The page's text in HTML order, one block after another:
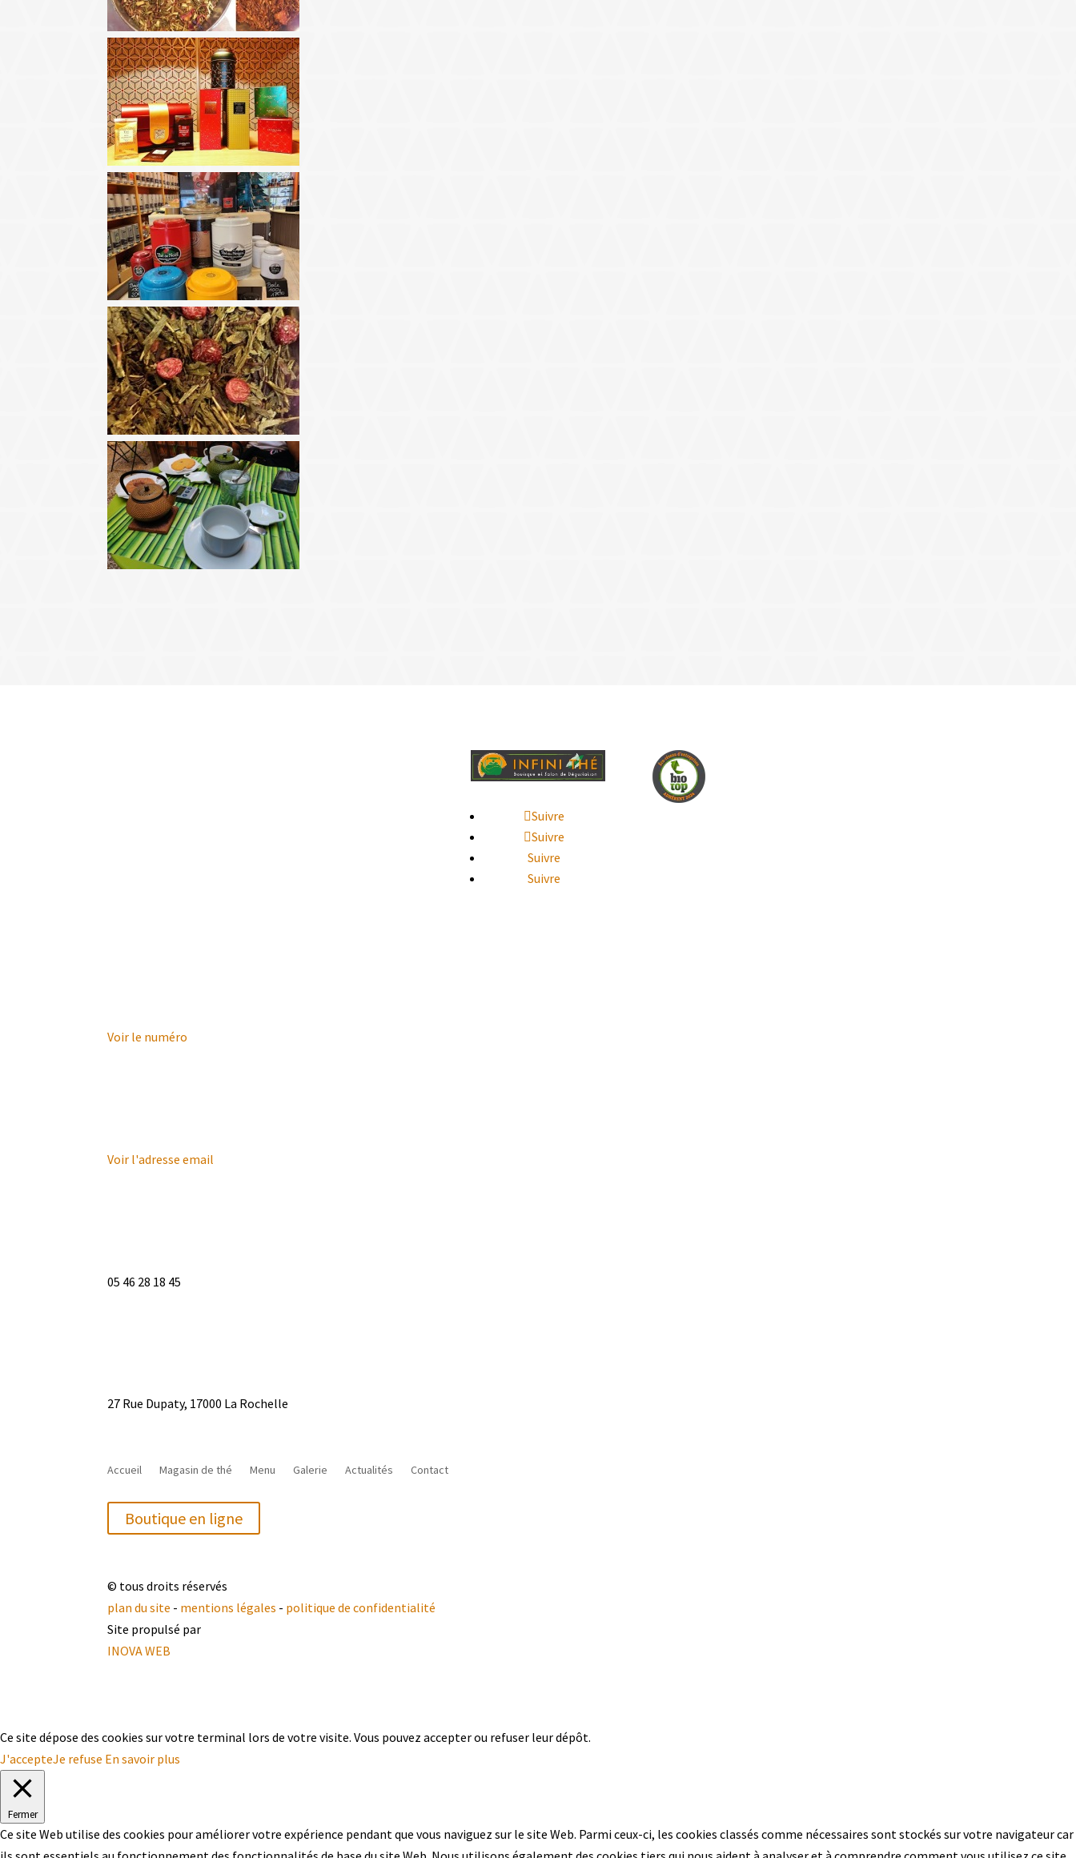
Suivre
Suivre
Suivre
Suivre
Voir le numéro
Voir l'adresse email
05 46 28 18 45
27 Rue Dupaty, 17000 La Rochelle
Accueil Magasin de thé Menu Galerie Actualités Contact
Boutique en ligne
© tous droits réservés
plan du site - mentions légales - politique de confidentialité
Site propulsé par
INOVA WEB
Ce site dépose des cookies sur votre terminal lors de votre visite. Vous pouvez accepter ou refuser leur dépôt.
J'accepteJe refuse En savoir plus
Fermer
Ce site Web utilise des cookies pour améliorer votre expérience pendant que vous naviguez sur le site Web. Parmi ceux-ci, les cookies classés comme nécessaires sont stockés sur votre navigateur car